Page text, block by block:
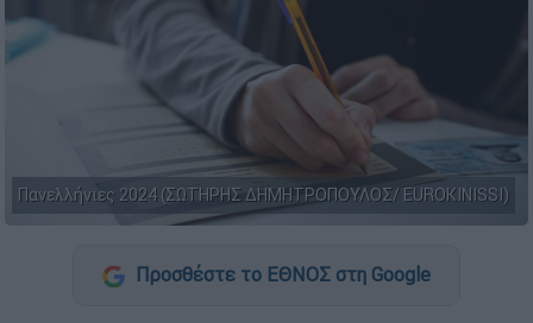
Πανελλήνιες 2024 (ΣΩΤΗΡΗΣ ΔΗΜΗΤΡΟΠΟΥΛΟΣ/ EUROKINISSI)
Προσθέστε το ΕΘΝΟΣ στη Google